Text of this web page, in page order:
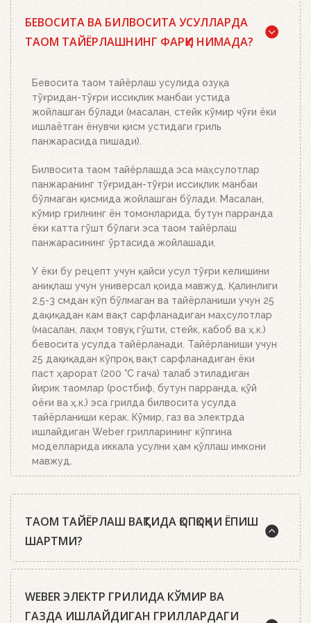
Weber кўмир брикетларидан, ўт олдириш
кубиклари, ҳамда бизнинг ўт олдириш
мосламамиздан фойдаланинг. Ўт олдириш
брикетлар билан тўлдиринг, кўмир панжараси
устига икки-учта ўт олдириш кубикидан қўйинг ва
уларни ёқинг. Устига кўмир ёки брикетлар билан
тўлдирилган ўт олдириш мосламасини қўйинг.
Бошқа ҳеч нима қилишнинг ҳожати йўқ. Ёқилғи,
дақиқада тўлиқ ёниб тугайди. Устки кўмир қизил
тусга кириб, брикетлар эса кул билан
қопланганда, кўмирни панжара устига тўкинг.
Аъло даражада иссиқлик беради!
БЕВОСИТА ВА БИЛВОСИТА УСУЛЛАРДА
ТАОМ ТАЙЁРЛАШНИНГ ФАРҚИ НИМАДА?
Бевосита таом тайёрлаш усулида озуқа
тўғридан-тўғри иссиқлик манбаи устида
жойлашган бўлади (масалан, стейк кўмир чўғи ёки
ишлаётган ёнувчи қисм устидаги гриль
панжарасида пишади).
Билвосита таом тайёрлашда эса маҳсулотлар
панжаранинг тўғридан-тўғри иссиқлик манбаи
бўлмаган қисмида жойлашган бўлади. Масалан,
кўмир грилнинг ён томонларида, бутун парранда
ёки катта гўшт бўлаги эса таом тайёрлаш
панжарасининг ўртасида жойлашади.
У ёки бу рецепт учун қайси усул тўғри келишини
аниқлаш учун универсал қоида мавжуд. Қалинлиги
2,5-3 смдан кўп бўлмаган ва тайёрланиши учун 25
дақиқадан кам вақт сарфланадиган маҳсулотлар
(масалан, лаҳм товуқ гўшти, стейк, кабоб ва ҳ.к.)
бевосита усулда тайёрланади. Тайёрланиши учун
25 дақиқадан кўпроқ вақт сарфланадиган ёки
паст ҳарорат (200 °C гача) талаб этиладиган
йирик таомлар (ростбиф, бутун парранда, қўй
оёғи ва ҳ.к.) эса грилда билвосита усулда
тайёрланиши керак. Кўмир, газ ва электрда
ишлайдиган Weber грилларининг кўпгина
моделларида иккала усулни ҳам қўллаш имкони
мавжуд.
ТАОМ ТАЙЁРЛАШ ВАҚТИДА ҚОПҚОҚНИ ЁПИШ
ШАРТМИ?
таомни ёпиқ қопқоқ билан тайёрлашни тавсия
этишади. Гриль-усталари орасида эса шундай
WEBER ЭЛЕКТР ГРИЛИДА КЎМИР ВА
ГАЗДА ИШЛАЙДИГАН ГРИЛЛАРДАГИ